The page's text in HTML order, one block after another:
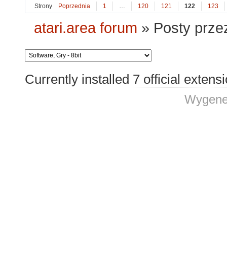
Strony Poprzednia 1 120 121 122 123
atari.area forum » Posty
Currently installed 7 official